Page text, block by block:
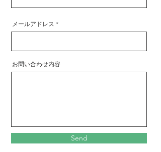
メールアドレス
お問い合わせ内容
Send